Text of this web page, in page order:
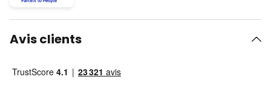
Avis clients